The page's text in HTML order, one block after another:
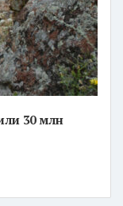
30 млн